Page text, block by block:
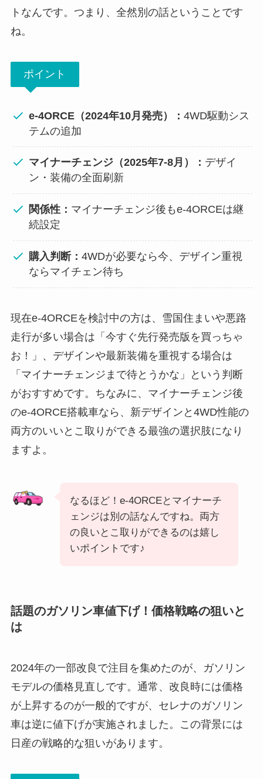
トなんです。つまり、全然別の話ということです
ね。
ポイント
e-4ORCE（2024年10月発売）：4WD駆動シス
テムの追加
マイナーチェンジ（2025年7-8月）： デザイ
ン・装備の全面刷新
関係性： マイナーチェンジ後もe-4ORCEは継
続設定
購入判断：4WDが必要なら今、デザイン重視
ならマイチェン待ち
現在e-4ORCEを検討中の方は、雪国住まいや悪路
走行が多い場合は「今すぐ先行発売版を買っちゃ
お！」、デザインや最新装備を重視する場合は
「マイナーチェンジまで待とうかな」という判断
がおすすめです。ちなみに、マイナーチェンジ後
のe-4ORCE搭載車なら、新デザインと4WD性能の
両方のいいとこ取りができる最強の選択肢になり
ますよ。
なるほど！e-4ORCEとマイナーチ
ェンジは別の話なんですね。両方
の良いとこ取りができるのは嬉し
いポイントです♪
話題のガソリン車値下げ！価格戦略の狙いと
は
2024年の一部改良で注目を集めたのが、ガソリン
モデルの価格見直しです。通常、改良時には価格
が上昇するのが一般的ですが、セレナのガソリン
車は逆に値下げが実施されました。この背景には
日産の戦略的な狙いがあります。